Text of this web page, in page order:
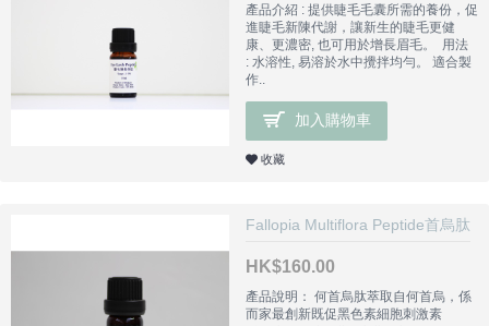
產品介紹 : 提供睫毛毛囊所需的養份，促
進睫毛新陳代謝，讓新生的睫毛更健
康、更濃密, 也可用於增長眉毛。 用法
: 水溶性, 易溶於水中攪拌均勻。 適合製
作..
加入購物車
收藏
Fallopia Multiflora Peptide首烏肽
HK$160.00
產品說明： 何首烏肽萃取自何首烏，係
而家最創新既促黑色素細胞刺激素